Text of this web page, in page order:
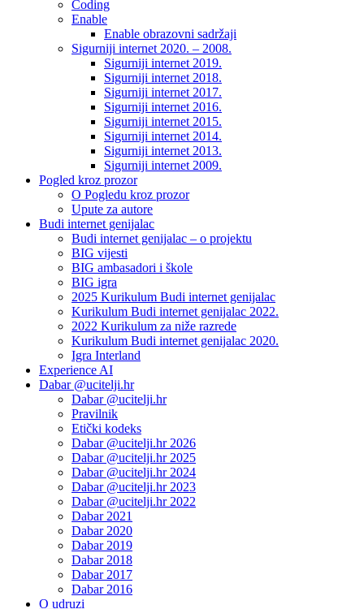
Coding
Enable
Enable obrazovni sadržaji
Sigurniji internet 2020. – 2008.
Sigurniji internet 2019.
Sigurniji internet 2018.
Sigurniji internet 2017.
Sigurniji internet 2016.
Sigurniji internet 2015.
Sigurniji internet 2014.
Sigurniji internet 2013.
Sigurniji internet 2009.
Pogled kroz prozor
O Pogledu kroz prozor
Upute za autore
Budi internet genijalac
Budi internet genijalac – o projektu
BIG vijesti
BIG ambasadori i škole
BIG igra
2025 Kurikulum Budi internet genijalac
Kurikulum Budi internet genijalac 2022.
2022 Kurikulum za niže razrede
Kurikulum Budi internet genijalac 2020.
Igra Interland
Experience AI
Dabar @ucitelji.hr
Dabar @ucitelji.hr
Pravilnik
Etički kodeks
Dabar @ucitelji.hr 2026
Dabar @ucitelji.hr 2025
Dabar @ucitelji.hr 2024
Dabar @ucitelji.hr 2023
Dabar @ucitelji.hr 2022
Dabar 2021
Dabar 2020
Dabar 2019
Dabar 2018
Dabar 2017
Dabar 2016
O udruzi